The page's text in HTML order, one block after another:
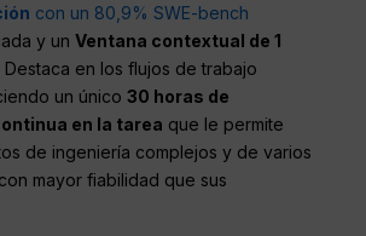
con un 80,9% SWE-bench
y unVentana contextual de 1
Destaca en los flujos de trabajo
un único30 horas de
en la tarea que le permite
de ingeniería complejos y de varios
mayor fiabilidad que sus